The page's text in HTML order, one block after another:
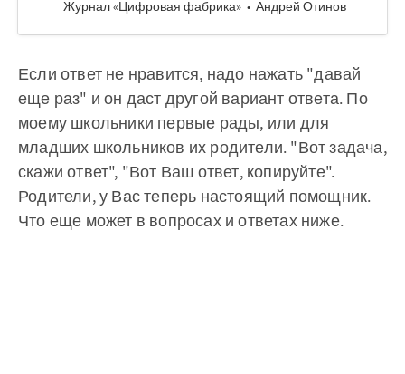
Журнал «Цифровая фабрика»
Андрей Отинов
Если ответ не нравится, надо нажать "давай
еще раз" и он даст другой вариант ответа. По
моему школьники первые рады, или для
младших школьников их родители. "Вот задача,
скажи ответ", "Вот Ваш ответ, копируйте".
Родители, у Вас теперь настоящий помощник.
Что еще может в вопросах и ответах ниже.